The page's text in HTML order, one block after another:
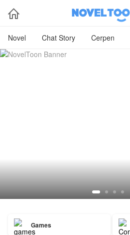

Novel Chat Story Cerpen
Games